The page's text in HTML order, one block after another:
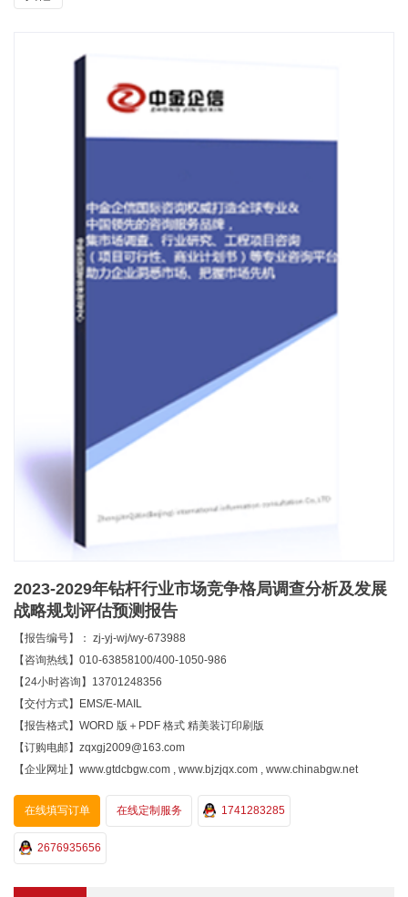
2023-2029年钻杆行业市场竞争格局调查分析及发展
战略规划评估预测报告
【报告编号】： zj-yj-wj/wy-673988
【咨询热线】010-63858100/400-1050-986
【24小时咨询】13701248356
【交付方式】EMS/E-MAIL
【报告格式】WORD 版＋PDF 格式 精美装订印刷版
【订购电邮】zqxgj2009@163.com
【企业网址】www.gtdcbgw.com , www.bjzjqx.com , www.chinabgw.net
在线填写订单 在线定制服务 1741283285
2676935656